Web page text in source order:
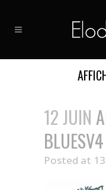
12 JUIN
BLUESV4
Posted at